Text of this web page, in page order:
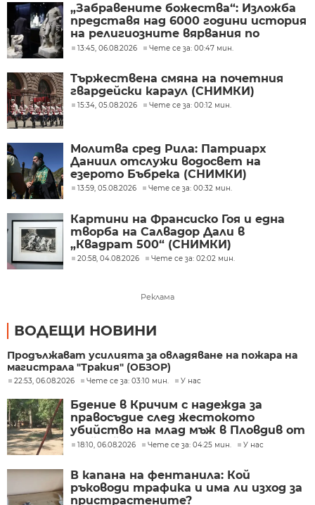
„Забравените божества“: Изложба
представя над 6000 години история
на религиозните вярвания по
българските земи (СНИМКИ)
13:45, 06.08.2026 Чете се за: 00:47 мин.
Тържествена смяна на почетния
гвардейски караул (СНИМКИ)
15:34, 05.08.2026 Чете се за: 00:12 мин.
Молитва сред Рила: Патриарх
Даниил отслужи водосвет на
езерото Бъбрека (СНИМКИ)
13:59, 05.08.2026 Чете се за: 00:32 мин.
Картини на Франсиско Гоя и една
творба на Салвадор Дали в
„Квадрат 500“ (СНИМКИ)
20:58, 04.08.2026 Чете се за: 02:02 мин.
Реклама
ВОДЕЩИ НОВИНИ
Продължават усилията за овладяване на пожара на
магистрала "Тракия" (ОБЗОР)
22:53, 06.08.2026 Чете се за: 03:10 мин. У нас
Бдение в Кричим с надежда за
правосъдие след жестокото
убийство на млад мъж в Пловдив от
тийнейджъри
18:10, 06.08.2026 Чете се за: 04:25 мин. У нас
В капана на фентанила: Кой
ръководи трафика и има ли изход за
пристрастените?